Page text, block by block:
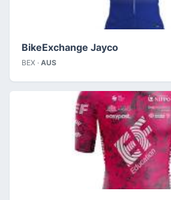
BikeExchange Jayco
BEX · AUS